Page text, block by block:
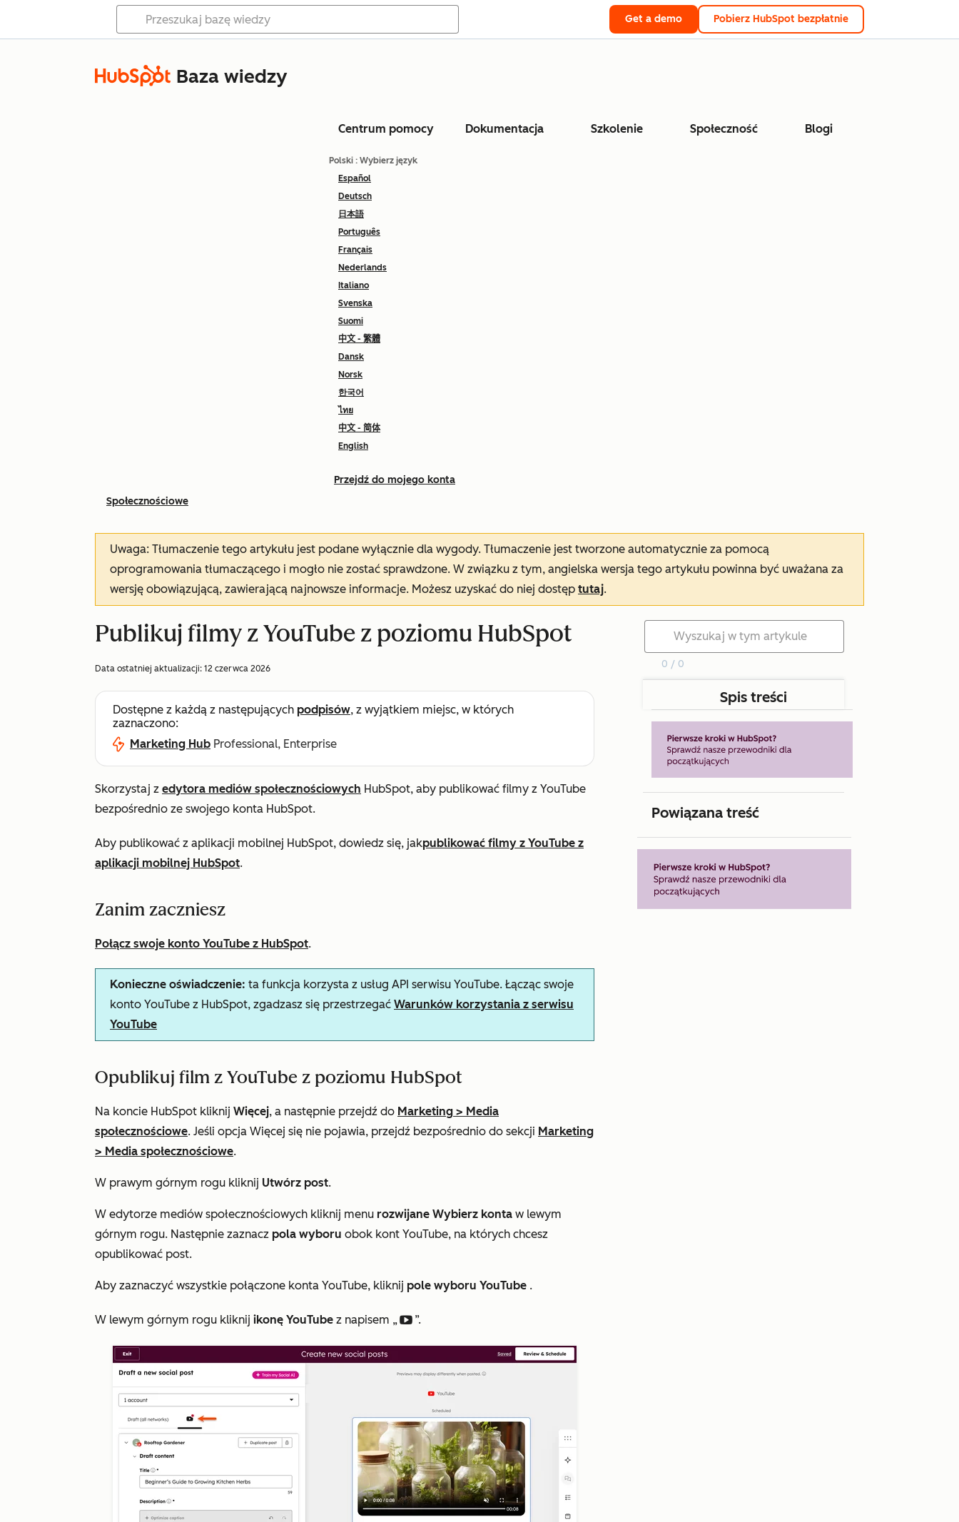
Get a demo Pobierz HubSpot bezpłatnie
Baza wiedzy
Centrum pomocy Dokumentacja Szkolenie Społeczność Blogi
Polski : Wybierz język
Español
Deutsch
日本語
Português
Français
Nederlands
Italiano
Svenska
Suomi
中文 - 繁體
Dansk
Norsk
한국어
ไทย
中文 - 简体
English
Przejdź do mojego konta
Społecznościowe
Uwaga: Tłumaczenie tego artykułu jest podane wyłącznie dla wygody. Tłumaczenie jest tworzone automatycznie za pomocą
oprogramowania tłumaczącego i mogło nie zostać sprawdzone. W związku z tym, angielska wersja tego artykułu powinna być uważana za
wersję obowiązującą, zawierającą najnowsze informacje. Możesz uzyskać do niej dostęp tutaj.
Publikuj filmy z YouTube z poziomu HubSpot
Data ostatniej aktualizacji: 12 czerwca 2026
Dostępne z każdą z następujących podpisów, z wyjątkiem miejsc, w których
zaznaczono:
Marketing Hub Professional, Enterprise
Skorzystaj z edytora mediów społecznościowych HubSpot, aby publikować filmy z YouTube
bezpośrednio ze swojego konta HubSpot.
Aby publikować z aplikacji mobilnej HubSpot, dowiedz się, jakpublikować filmy z YouTube z
aplikacji mobilnej HubSpot.
Zanim zaczniesz
Połącz swoje konto YouTube z HubSpot.
Konieczne oświadczenie: ta funkcja korzysta z usług API serwisu YouTube. Łącząc swoje
konto YouTube z HubSpot, zgadzasz się przestrzegać Warunków korzystania z serwisu
YouTube
Opublikuj film z YouTube z poziomu HubSpot
Na koncie HubSpot kliknij Więcej, a następnie przejdź do Marketing > Media
społecznościowe. Jeśli opcja Więcej się nie pojawia, przejdź bezpośrednio do sekcji Marketing
> Media społecznościowe.
W prawym górnym rogu kliknij Utwórz post.
W edytorze mediów społecznościowych kliknij menu rozwijane Wybierz konta w lewym
górnym rogu. Następnie zaznacz pola wyboru obok kont YouTube, na których chcesz
opublikować post.
Aby zaznaczyć wszystkie połączone konta YouTube, kliknij pole wyboru YouTube .
W lewym górnym rogu kliknij ikonę YouTube z napisem „ socialBlockYoutubeplay ”.
0 / 0
Spis treści
Powiązana treść